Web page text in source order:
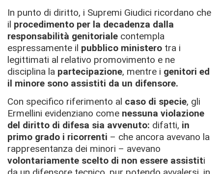
In punto di diritto, i Supremi Giudici ricordano che
il procedimento per la decadenza dalla
responsabilità genitoriale contempla
espressamente il pubblico ministero tra i
legittimati al relativo promovimento e ne
disciplina la partecipazione, mentre i genitori ed
il minore sono assistiti da un difensore.
Con specifico riferimento al caso di specie, gli
Ermellini evidenziano come nessuna violazione
del diritto di difesa sia avvenuto: difatti, in
primo grado i ricorrenti – che ancora avevano la
rappresentanza dei minori – avevano
volontariamente scelto di non essere assistiti